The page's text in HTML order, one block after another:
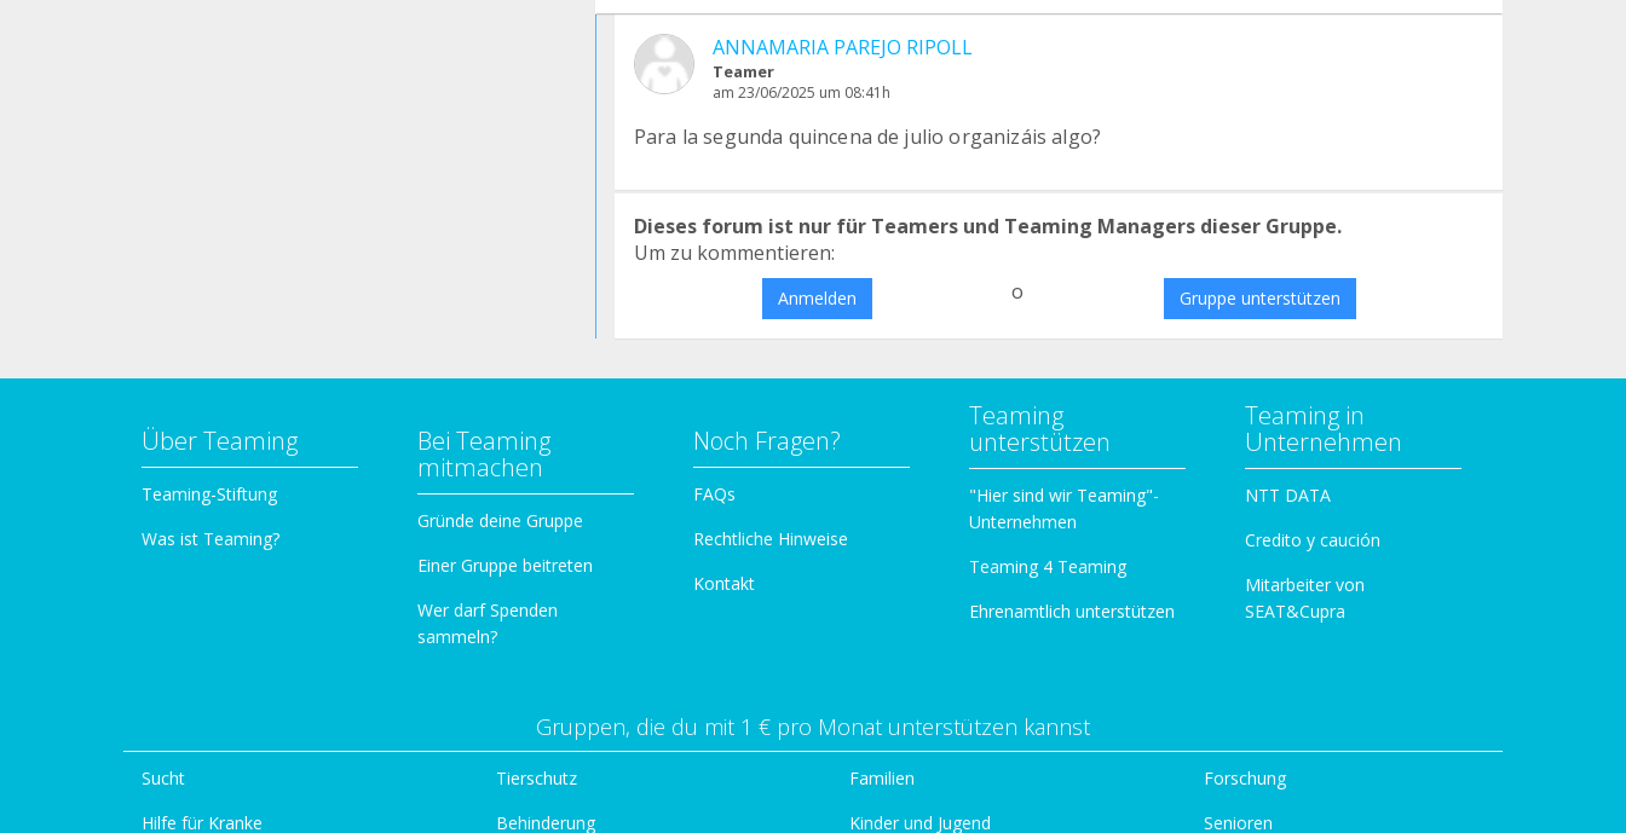
ANNAMARIA PAREJO RIPOLL
Teamer
am 23/06/2025 um 08:41h
Para la segunda quincena de julio organizáis algo?
Dieses forum ist nur für Teamers und Teaming Managers dieser Gruppe.
Um zu kommentieren:
Anmelden o Gruppe unterstützen
Über Teaming
Teaming-Stiftung
Was ist Teaming?
Bei Teaming
mitmachen
Gründe deine Gruppe
Einer Gruppe beitreten
Wer darf Spenden
sammeln?
Noch Fragen?
FAQs
Rechtliche Hinweise
Kontakt
Teaming
unterstützen
"Hier sind wir Teaming"-
Unternehmen
Teaming 4 Teaming
Ehrenamtlich unterstützen
Teaming in
Unternehmen
NTT DATA
Credito y caución
Mitarbeiter von
SEAT&Cupra
Gruppen, die du mit 1 € pro Monat unterstützen kannst
Sucht
Hilfe für Kranke
Tierschutz
Behinderung
Familien
Kinder und Jugend
Forschung
Senioren